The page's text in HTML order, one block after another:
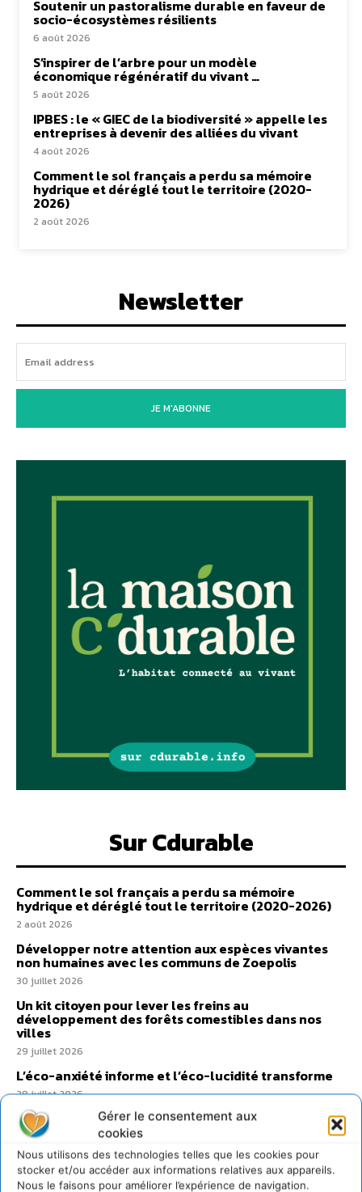
Gérer le consentement aux
cookies
Nous utilisons des technologies telles que les cookies pour
stocker et/ou accéder aux informations relatives aux appareils.
Nous le faisons pour améliorer l’expérience de navigation.
Soutenir un pastoralisme durable en faveur de
socio-écosystèmes résilients
6 août 2026
S’inspirer de l’arbre pour un modèle
économique régénératif du vivant …
5 août 2026
IPBES : le « GIEC de la biodiversité » appelle les
entreprises à devenir des alliées du vivant
4 août 2026
Comment le sol français a perdu sa mémoire
hydrique et déréglé tout le territoire (2020-
2026)
2 août 2026
Newsletter
JE M'ABONNE
Sur Cdurable
Comment le sol français a perdu sa mémoire
hydrique et déréglé tout le territoire (2020-2026)
2 août 2026
Développer notre attention aux espèces vivantes
non humaines avec les communs de Zoepolis
30 juillet 2026
Un kit citoyen pour lever les freins au
développement des forêts comestibles dans nos
villes
29 juillet 2026
L’éco-anxiété informe et l’éco-lucidité transforme
28 juillet 2026
7 indicateurs pour des villes résilientes et durables,
adaptées au changement climatique
27 juillet 2026